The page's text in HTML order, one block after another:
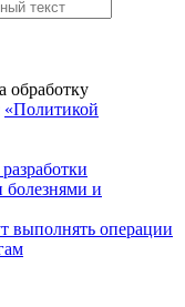
обработку
«Политикой
болезнями и
выполнять операции